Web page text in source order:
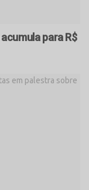
para R$